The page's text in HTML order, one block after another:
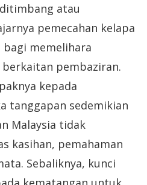
atau
pemecahan kelapa
memelihara
pembaziran.
kepada
tanggapan sedemikian
Malaysia tidak
kasihan, pemahaman
Sebaliknya, kunci